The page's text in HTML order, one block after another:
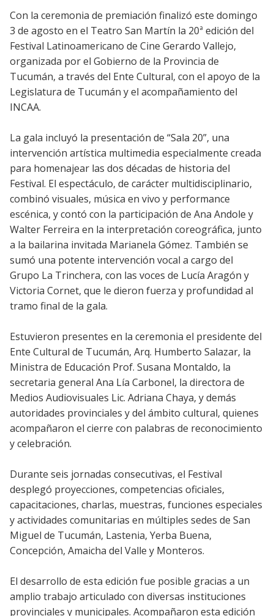
Con la ceremonia de premiación finalizó este domingo
3 de agosto en el Teatro San Martín la 20ª edición del
Festival Latinoamericano de Cine Gerardo Vallejo,
organizada por el Gobierno de la Provincia de
Tucumán, a través del Ente Cultural, con el apoyo de la
Legislatura de Tucumán y el acompañamiento del
INCAA.
La gala incluyó la presentación de “Sala 20”, una
intervención artística multimedia especialmente creada
para homenajear las dos décadas de historia del
Festival. El espectáculo, de carácter multidisciplinario,
combinó visuales, música en vivo y performance
escénica, y contó con la participación de Ana Andole y
Walter Ferreira en la interpretación coreográfica, junto
a la bailarina invitada Marianela Gómez. También se
sumó una potente intervención vocal a cargo del
Grupo La Trinchera, con las voces de Lucía Aragón y
Victoria Cornet, que le dieron fuerza y profundidad al
tramo final de la gala.
Estuvieron presentes en la ceremonia el presidente del
Ente Cultural de Tucumán, Arq. Humberto Salazar, la
Ministra de Educación Prof. Susana Montaldo, la
secretaria general Ana Lía Carbonel, la directora de
Medios Audiovisuales Lic. Adriana Chaya, y demás
autoridades provinciales y del ámbito cultural, quienes
acompañaron el cierre con palabras de reconocimiento
y celebración.
Durante seis jornadas consecutivas, el Festival
desplegó proyecciones, competencias oficiales,
capacitaciones, charlas, muestras, funciones especiales
y actividades comunitarias en múltiples sedes de San
Miguel de Tucumán, Lastenia, Yerba Buena,
Concepción, Amaicha del Valle y Monteros.
El desarrollo de esta edición fue posible gracias a un
amplio trabajo articulado con diversas instituciones
provinciales y municipales. Acompañaron esta edición